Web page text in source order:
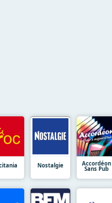
Nostalgie Accordéon
Sans Pub